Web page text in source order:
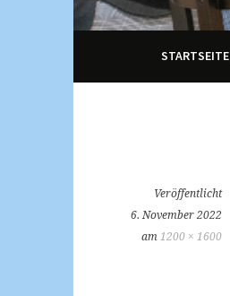
KULTUR, KURSE
Veröffentlicht
6. November 2022
am 1200 × 1600